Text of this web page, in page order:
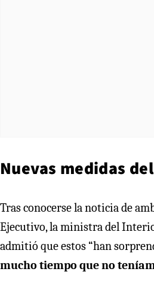
Nuevas medidas
Tras conocerse la noticia de
Ejecutivo, la ministra del
admitió que estos “han
mucho tiempo que no